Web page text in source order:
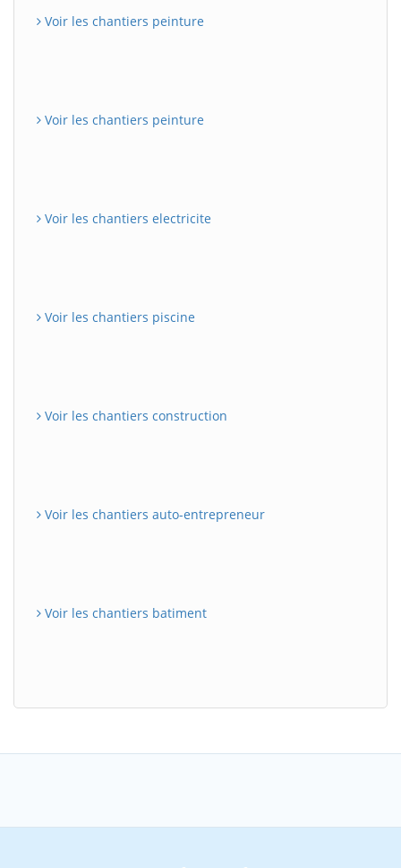
Voir les chantiers peinture
Voir les chantiers peinture
Voir les chantiers electricite
Voir les chantiers piscine
Voir les chantiers construction
Voir les chantiers auto-entrepreneur
Voir les chantiers batiment